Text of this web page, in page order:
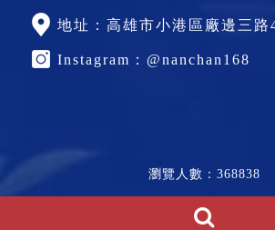
地址： 高雄市小港區廠邊三路
Instagram： @nanchan168
瀏覽人數：368838